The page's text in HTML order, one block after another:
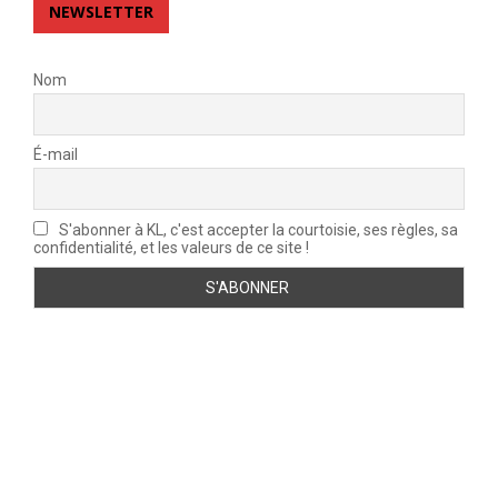
NEWSLETTER
Nom
É-mail
S'abonner à KL, c'est accepter la courtoisie, ses règles, sa
confidentialité, et les valeurs de ce site !